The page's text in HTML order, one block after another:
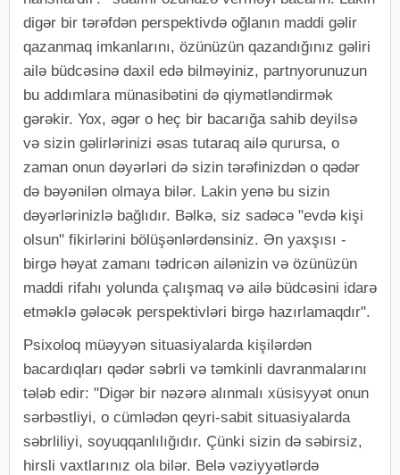
digər bir tərəfdən perspektivdə oğlanın maddi gəlir
qazanmaq imkanlarını, özünüzün qazandığınız gəliri
ailə büdcəsinə daxil edə bilməyiniz, partnyorunuzun
bu addımlara münasibətini də qiymətləndirmək
gərəkir. Yox, əgər o heç bir bacarığa sahib deyilsə
və sizin gəlirlərinizi əsas tutaraq ailə qurursa, o
zaman onun dəyərləri də sizin tərəfinizdən o qədər
də bəyənilən olmaya bilər. Lakin yenə bu sizin
dəyərlərinizlə bağlıdır. Bəlkə, siz sadəcə "evdə kişi
olsun" fikirlərini bölüşənlərdənsiniz. Ən yaxşısı -
birgə həyat zamanı tədricən ailənizin və özünüzün
maddi rifahı yolunda çalışmaq və ailə büdcəsini idarə
etməklə gələcək perspektivləri birgə hazırlamaqdır".
Psixoloq müəyyən situasiyalarda kişilərdən
bacardıqları qədər səbrli və təmkinli davranmalarını
tələb edir: "Digər bir nəzərə alınmalı xüsisyyət onun
sərbəstliyi, o cümlədən qeyri-sabit situasiyalarda
səbrliliyi, soyuqqanlılığıdır. Çünki sizin də səbirsiz,
hirsli vaxtlarınız ola bilər. Belə vəziyyətlərdə